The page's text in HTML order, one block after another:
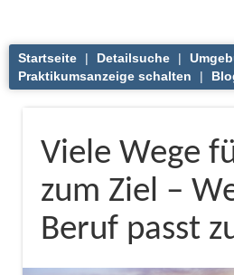
Startseite | Detailsuche |
Praktikumsanzeige schalten
|
Viele Wege
zum Ziel –
Beruf passt